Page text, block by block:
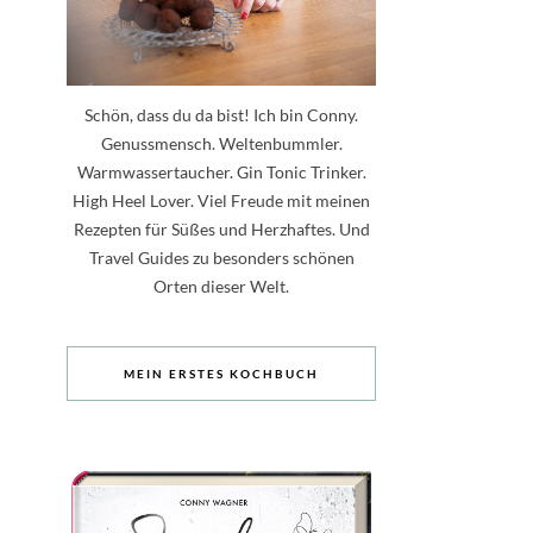
Schön, dass du da bist! Ich bin Conny.
Genussmensch. Weltenbummler.
Warmwassertaucher. Gin Tonic Trinker.
High Heel Lover. Viel Freude mit meinen
Rezepten für Süßes und Herzhaftes. Und
Travel Guides zu besonders schönen
Orten dieser Welt.
MEIN ERSTES KOCHBUCH